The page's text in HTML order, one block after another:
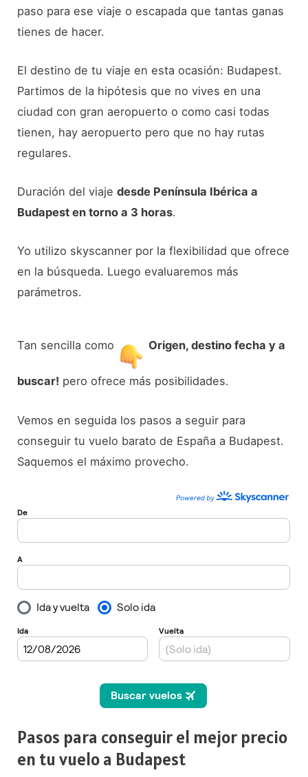
paso para ese viaje o escapada que tantas ganas
tienes de hacer.
El destino de tu viaje en esta ocasión: Budapest.
Partimos de la hipótesis que no vives en una
ciudad con gran aeropuerto o como casi todas
tienen, hay aeropuerto pero que no hay rutas
regulares.
Duración del viajedesde Península Ibérica a
Budapest en torno a 3 horas.
Yo utilizo skyscanner por la flexibilidad que ofrece
en la búsqueda. Luego evaluaremos más
parámetros.
Tan sencilla como Origen, destino fecha y a
buscar! pero ofrece más posibilidades.
Vemos en seguida los pasos a seguir para
conseguir tu vuelo barato de España a Budapest.
Saquemos el máximo provecho.
Pasos para conseguir el mejor precio
en tu vuelo a Budapest